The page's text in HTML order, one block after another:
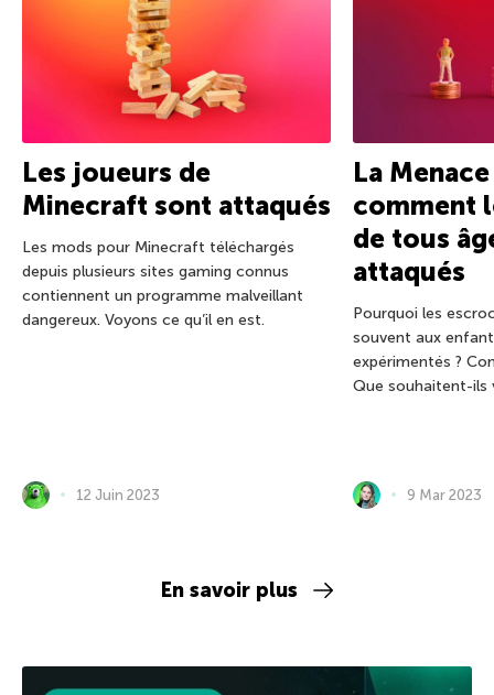
Les joueurs de
Minecraft sont attaqués
Les mods pour Minecraft téléchargés
depuis plusieurs sites gaming connus
contiennent un programme malveillant
dangereux. Voyons ce qu’il en est.
12 Juin 2023
La
comment
de tous
attaqués
Pourquoi les
souvent aux
expérimentés ?
Que souhaitent-ils
9 Mar 2023
En savoir plus